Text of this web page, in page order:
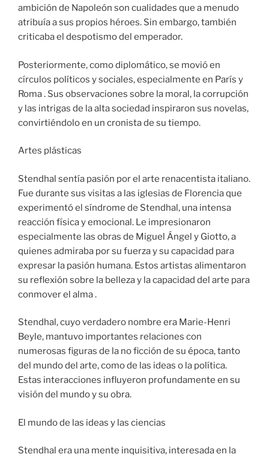
ambición de Napoleón son cualidades que a menudo
atribuía a sus propios héroes. Sin embargo, también
criticaba el despotismo del emperador.
Posteriormente, como diplomático, se movió en
círculos políticos y sociales, especialmente en París y
Roma . Sus observaciones sobre la moral, la corrupción
y las intrigas de la alta sociedad inspiraron sus novelas,
convirtiéndolo en un cronista de su tiempo.
Artes plásticas
Stendhal sentía pasión por el arte renacentista italiano.
Fue durante sus visitas a las iglesias de Florencia que
experimentó el síndrome de Stendhal, una intensa
reacción física y emocional. Le impresionaron
especialmente las obras de Miguel Ángel y Giotto, a
quienes admiraba por su fuerza y su capacidad para
expresar la pasión humana. Estos artistas alimentaron
su reflexión sobre la belleza y la capacidad del arte para
conmover el alma .
Stendhal, cuyo verdadero nombre era Marie-Henri
Beyle, mantuvo importantes relaciones con
numerosas figuras de la no ficción de su época, tanto
del mundo del arte, como de las ideas o la política.
Estas interacciones influyeron profundamente en su
visión del mundo y su obra.
El mundo de las ideas y las ciencias
Stendhal era una mente inquisitiva, interesada en la